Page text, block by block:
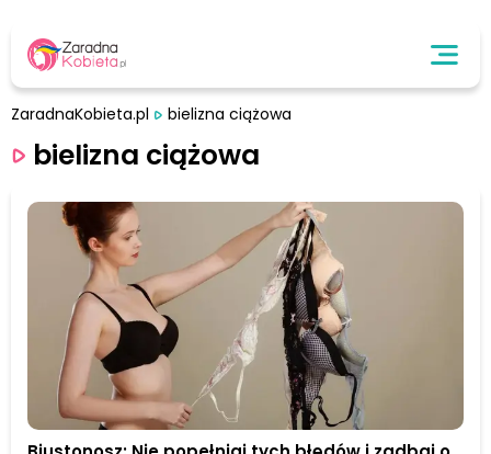
ZaradnaKobieta.pl bielizna ciążowa
bielizna ciążowa